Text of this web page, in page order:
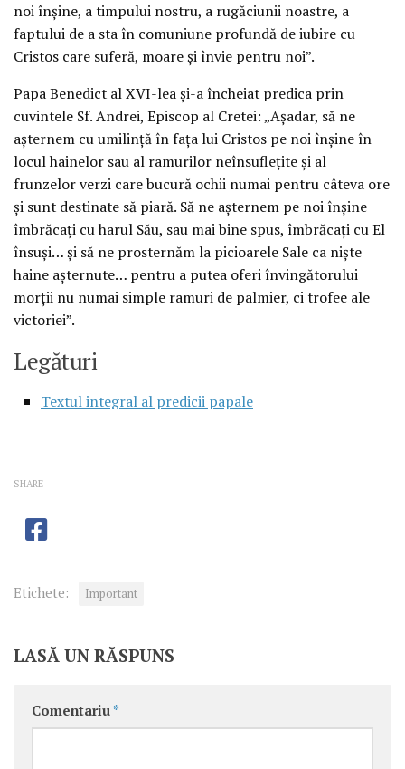
noi înşine, a timpului nostru, a rugăciunii noastre, a
faptului de a sta în comuniune profundă de iubire cu
Cristos care suferă, moare şi învie pentru noi”.
Papa Benedict al XVI-lea şi-a încheiat predica prin
cuvintele Sf. Andrei, Episcop al Cretei: „Aşadar, să ne
aşternem cu umilinţă în faţa lui Cristos pe noi înşine în
locul hainelor sau al ramurilor neînsufleţite şi al
frunzelor verzi care bucură ochii numai pentru câteva ore
şi sunt destinate să piară. Să ne aşternem pe noi înşine
îmbrăcaţi cu harul Său, sau mai bine spus, îmbrăcaţi cu El
însuşi… şi să ne prosternăm la picioarele Sale ca nişte
haine aşternute… pentru a putea oferi învingătorului
morţii nu numai simple ramuri de palmier, ci trofee ale
victoriei”.
Legături
Textul integral al predicii papale
SHARE
Etichete: Important
LASĂ UN RĂSPUNS
Comentariu *